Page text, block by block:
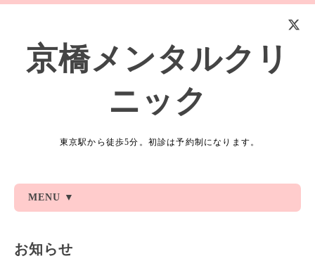
京橋メンタルクリ
ニック
東京駅から徒歩5分。初診は予約制になります。
MENU ▼
お知らせ